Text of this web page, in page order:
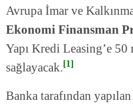
Avrupa İmar ve
Ekonomi Finansman
Yapı Kredi Leasing’e
sağlayacak.[1]
Banka tarafından